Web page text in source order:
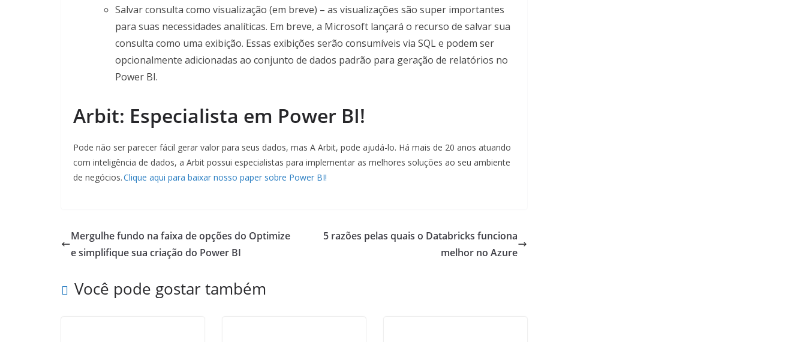
Salvar consulta como visualização (em breve) – as visualizações são super importantes
para suas necessidades analíticas. Em breve, a Microsoft lançará o recurso de salvar sua
consulta como uma exibição. Essas exibições serão consumíveis via SQL e podem ser
opcionalmente adicionadas ao conjunto de dados padrão para geração de relatórios no
Power BI.
Arbit: Especialista em Power BI!
Pode não ser parecer fácil gerar valor para seus dados, mas A Arbit, pode ajudá-lo. Há mais de 20 anos atuando
com inteligência de dados, a Arbit possui especialistas para implementar as melhores soluções ao seu ambiente
de negócios.Clique aqui para baixar nosso paper sobre Power BI!
Mergulhe fundo na faixa de opções do Optimize
e simplifique sua criação do Power BI
5 razões pelas quais o Databricks funciona
melhor no Azure
Você pode gostar também